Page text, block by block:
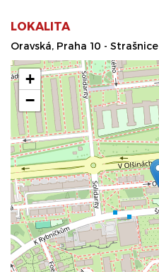
LOKALITA
Oravská, Praha 10 - Strašnice
+
−